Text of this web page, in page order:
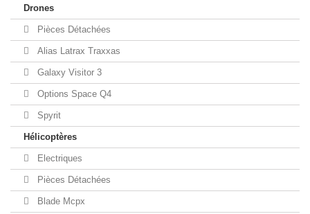
Drones
Pièces Détachées
Alias Latrax Traxxas
Galaxy Visitor 3
Options Space Q4
Spyrit
Hélicoptères
Electriques
Pièces Détachées
Blade Mcpx